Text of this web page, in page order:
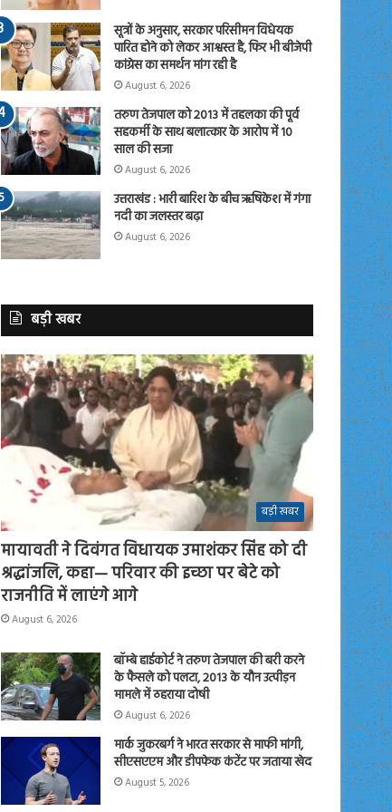
सूत्रों के अनुसार, सरकार परिसीमन विधेयक
पारित होने को लेकर आश्वस्त है, फिर भी बीजेपी
कांग्रेस का समर्थन मांग रही है
August 6, 2026
तरुण तेजपाल को 2013 में तहलका की पूर्व
सहकर्मी के साथ बलात्कार के आरोप में 10
साल की सजा
August 6, 2026
उत्तराखंड : भारी बारिश के बीच ऋषिकेश में गंगा
नदी का जलस्तर बढ़ा
August 6, 2026
बड़ी खबर
बड़ी खबर
मायावती ने दिवंगत विधायक उमाशंकर सिंह को दी
श्रद्धांजलि, कहा— परिवार की इच्छा पर बेटे को
राजनीति में लाएंगे आगे
August 6, 2026
बॉम्बे हाईकोर्ट ने तरुण तेजपाल की बरी करने
के फैसले को पलटा, 2013 के यौन उत्पीड़न
मामले में ठहराया दोषी
August 6, 2026
मार्क जुकरबर्ग ने भारत सरकार से माफी मांगी,
सीएसएएम और डीपफेक कंटेंट पर जताया खेद
August 5, 2026